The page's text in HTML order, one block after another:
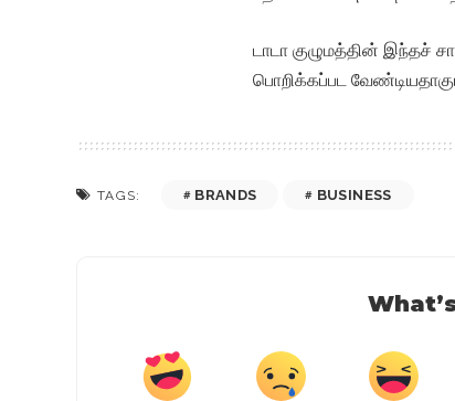
டாடா குழுமத்தின் இந்தச்
பொறிக்கப்பட
TAGS: BRANDS BUSINESS